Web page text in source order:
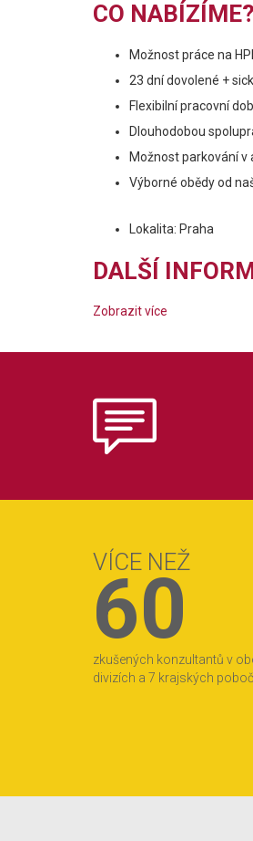
CO NABÍZÍME?
Možnost práce na
23 dní dovolené +
Flexibilní pracovní
Dlouhodobou
Možnost parkování v
Výborné obědy od
Lokalita: Praha
DALŠÍ
Zobrazit více
VÍCE NEŽ
60
zkušených konzultantů v
divizích a 7 krajských